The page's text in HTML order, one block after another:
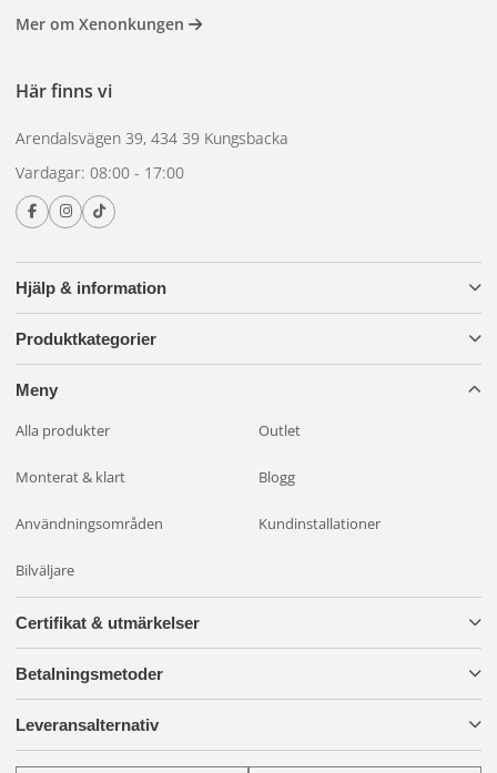
Hjälp & information
Produktkategorier
Meny
Alla produkter Outlet
Monterat & klart Blogg
Användningsområden Kundinstallationer
Bilväljare
Mer om Xenonkungen
Här finns vi
Arendalsvägen 39, 434 39 Kungsbacka
Vardagar: 08:00 - 17:00
Certifikat & utmärkelser
Betalningsmetoder
Leveransalternativ